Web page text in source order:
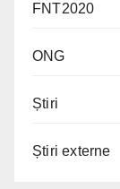
FNT2020
ONG
Știri
Știri externe